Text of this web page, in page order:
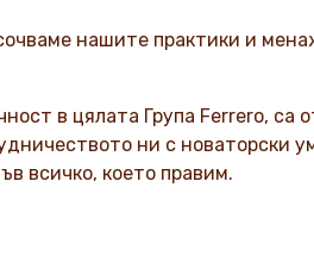
нашите практики и
в цялата Група Ferrero, са
ни с новаторски
всичко, което правим.